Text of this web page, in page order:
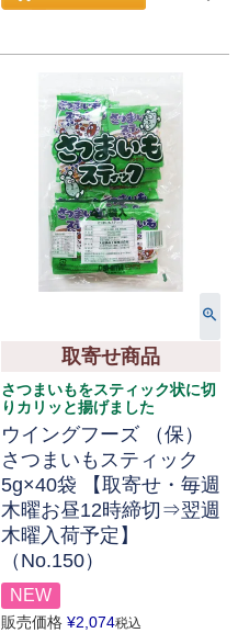
取寄せ商品
さつまいもをスティック状に切
りカリッと揚げました
ウイングフーズ （保）
さつまいもスティック
5g×40袋 【取寄せ・毎週
木曜お昼12時締切⇒翌週
木曜入荷予定】
（No.150）
NEW
販売価格 ¥2,074税込